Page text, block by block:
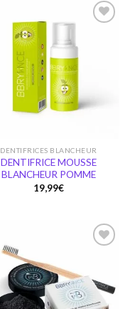
DENTIFRICES BLANCHEUR
DENTIFRICE MOUSSE
BLANCHEUR POMME
19,99€
Ajouter
à la
wishlist